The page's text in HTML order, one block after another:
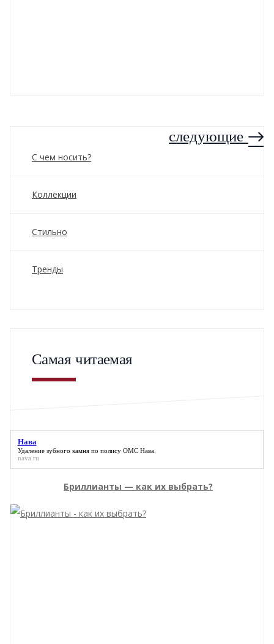
следующие
С чем носить?
Коллекции
Стильно
Тренды
Самая читаемая
Нава
Удаление зубного камня по полису ОМС Нава.
nava.ru
Бриллианты — как их выбрать?